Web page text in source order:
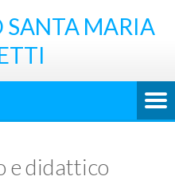
SANTA MARIA
e didattico